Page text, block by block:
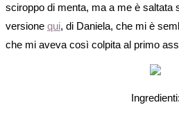
sciroppo di menta, ma a me è saltata
versione qui, di Daniela, che mi è
che mi aveva così colpita al primo
Ingredienti: